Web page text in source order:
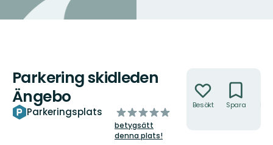
Parkering skidleden
Ängebo
Parkeringsplats
av
5
stjärnor
betygsätt
denna plats!
Besökt Spara